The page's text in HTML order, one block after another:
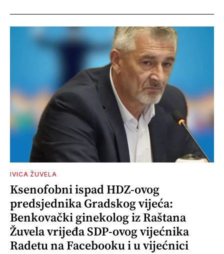
IVICA ŽUVELA
Ksenofobni ispad HDZ-ovog
predsjednika Gradskog vijeća:
Benkovački ginekolog iz Raštana
Žuvela vrijeđa SDP-ovog vijećnika
Radetu na Facebooku i u vijećnici